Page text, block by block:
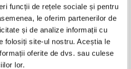
funcții de rețele sociale și pentru
le oferim partenerilor de
și de analize informații cu
folosiți site-ul nostru. Aceștia le
oferite de dvs. sau culese
lor.
si
Will Durant - Eroi ai istoriei. O
scurta istorie a civilizatiei din
vremurile stravechi pana in zorii
Pret: 50,00 Lei